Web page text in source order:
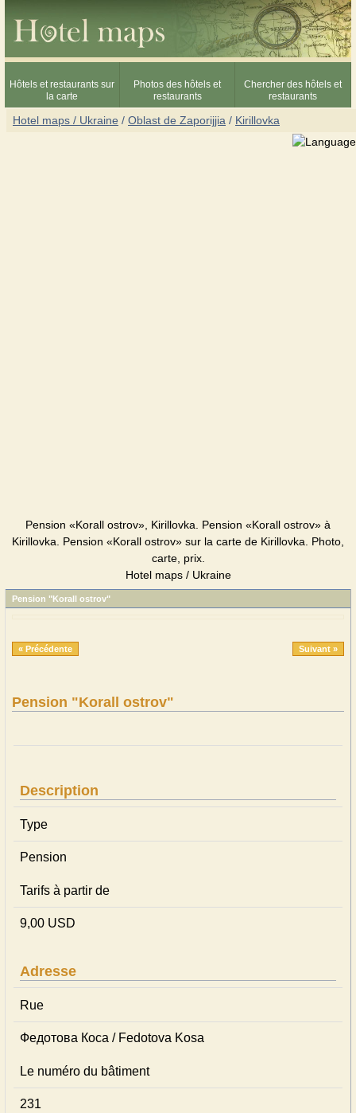
Hôtels et restaurants sur
la carte
Photos des hôtels et
restaurants
Chercher des hôtels et
restaurants
Hotel maps / Ukraine / Oblast de Zaporijjia / Kirillovka
Pension «Korall ostrov», Kirillovka. Pension «Korall ostrov» à
Kirillovka. Pension «Korall ostrov» sur la carte de Kirillovka. Photo,
carte, prix.
Hotel maps / Ukraine
Pension "Korall ostrov"
« Précédente Suivant »
Pension "Korall ostrov"
Description
Type
Pension
Tarifs à partir de
9,00 USD
Adresse
Rue
Федотова Коса / Fedotova Kosa
Le numéro du bâtiment
231